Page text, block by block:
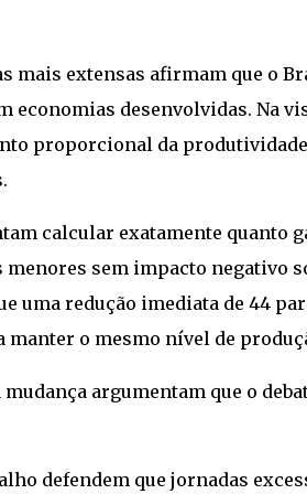
mais extensas afirmam que o
economias desenvolvidas. Na
proporcional da
calcular exatamente quanto
sem impacto negativo
uma redução imediata de 44
o mesmo nível de
argumentam que o
defendem que jornadas